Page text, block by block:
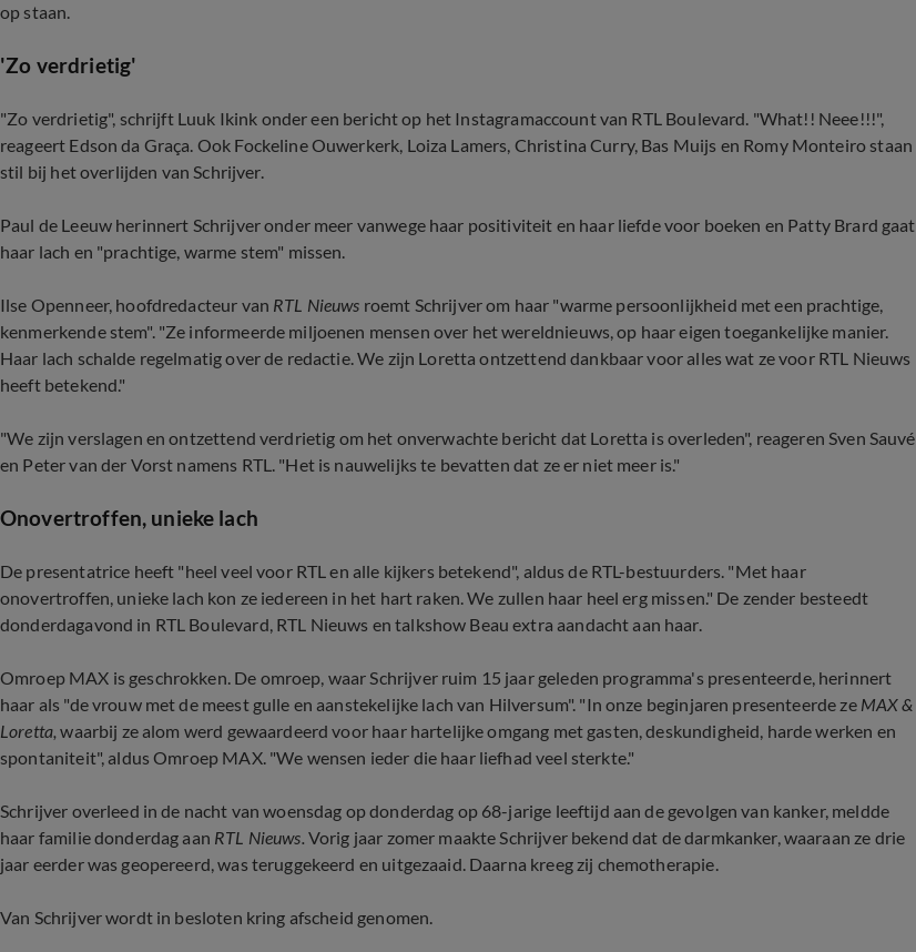
op staan.
'Zo verdrietig'
"Zo verdrietig", schrijft Luuk Ikink onder een bericht op het Instagramaccount van RTL Boulevard. "What!! Neee!!!",
reageert Edson da Graça. Ook Fockeline Ouwerkerk, Loiza Lamers, Christina Curry, Bas Muijs en Romy Monteiro staan
stil bij het overlijden van Schrijver.
Paul de Leeuw herinnert Schrijver onder meer vanwege haar positiviteit en haar liefde voor boeken en Patty Brard gaat
haar lach en "prachtige, warme stem" missen.
Ilse Openneer, hoofdredacteur van RTL Nieuws roemt Schrijver om haar "warme persoonlijkheid met een prachtige,
kenmerkende stem". "Ze informeerde miljoenen mensen over het wereldnieuws, op haar eigen toegankelijke manier.
Haar lach schalde regelmatig over de redactie. We zijn Loretta ontzettend dankbaar voor alles wat ze voor RTL Nieuws
heeft betekend."
"We zijn verslagen en ontzettend verdrietig om het onverwachte bericht dat Loretta is overleden", reageren Sven Sauvé
en Peter van der Vorst namens RTL. "Het is nauwelijks te bevatten dat ze er niet meer is."
Onovertroffen, unieke lach
De presentatrice heeft "heel veel voor RTL en alle kijkers betekend", aldus de RTL-bestuurders. "Met haar
onovertroffen, unieke lach kon ze iedereen in het hart raken. We zullen haar heel erg missen." De zender besteedt
donderdagavond in RTL Boulevard, RTL Nieuws en talkshow Beau extra aandacht aan haar.
Omroep MAX is geschrokken. De omroep, waar Schrijver ruim 15 jaar geleden programma's presenteerde, herinnert
haar als "de vrouw met de meest gulle en aanstekelijke lach van Hilversum". "In onze beginjaren presenteerde ze MAX &
Loretta, waarbij ze alom werd gewaardeerd voor haar hartelijke omgang met gasten, deskundigheid, harde werken en
spontaniteit", aldus Omroep MAX. "We wensen ieder die haar liefhad veel sterkte."
Schrijver overleed in de nacht van woensdag op donderdag op 68-jarige leeftijd aan de gevolgen van kanker, meldde
haar familie donderdag aan RTL Nieuws. Vorig jaar zomer maakte Schrijver bekend dat de darmkanker, waaraan ze drie
jaar eerder was geopereerd, was teruggekeerd en uitgezaaid. Daarna kreeg zij chemotherapie.
Van Schrijver wordt in besloten kring afscheid genomen.